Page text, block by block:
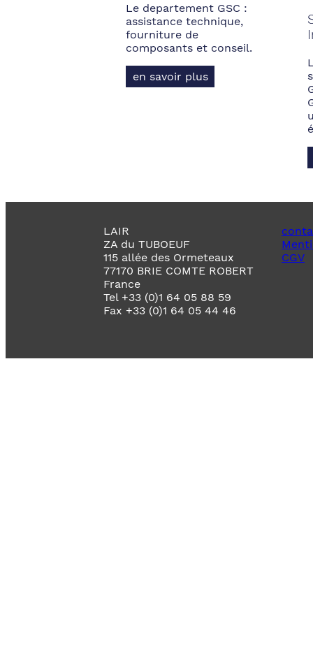
Le departement GSC :
assistance technique,
fourniture de
composants et conseil.
en savoir plus
LAIR
ZA du TUBOEUF
115 allée des Ormeteaux
77170 BRIE COMTE ROBERT
France
Tel +33 (0)1 64 05 88 59
Fax +33 (0)1 64 05 44 46
CGV